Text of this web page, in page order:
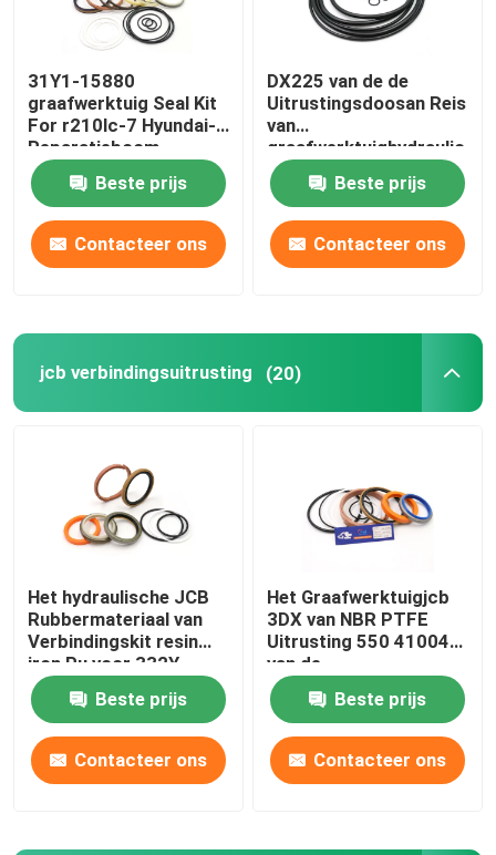
Hydraulische Rubberverbinding
O-ringsdoos
De Delen van de hydraulische Pompmotor
De delen van graafwerktuigElectric
Afdichtingsset voor lader
31Y1-15880
graafwerktuig Seal Kit
For r210lc-7 Hyundai-
Reparatieboom
Beste prijs
Contacteer ons
DX225 van de de
Uitrustingsdoosan Reis
van
graafwerktuighydraulic
pump seal de
Uitrusting van de de
Motorverbinding
Beste prijs
Contacteer ons
jcb verbindingsuitrusting (20)
Het hydraulische JCB
Rubbermateriaal van
Verbindingskit resin
iron Pu voor 332Y-
5599
Beste prijs
Contacteer ons
Het Graafwerktuigjcb
3DX van NBR PTFE
Uitrusting 550 41004
van de
Stabilisatorverbinding
Beste prijs
Contacteer ons